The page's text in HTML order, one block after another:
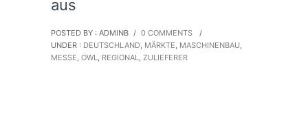
aus
POSTED BY : ADMINB / 0 COMMENTS
/
UNDER : DEUTSCHLAND, MÄRKTE, MASCHINENBAU,
MESSE, OWL, REGIONAL, ZULIEFERER